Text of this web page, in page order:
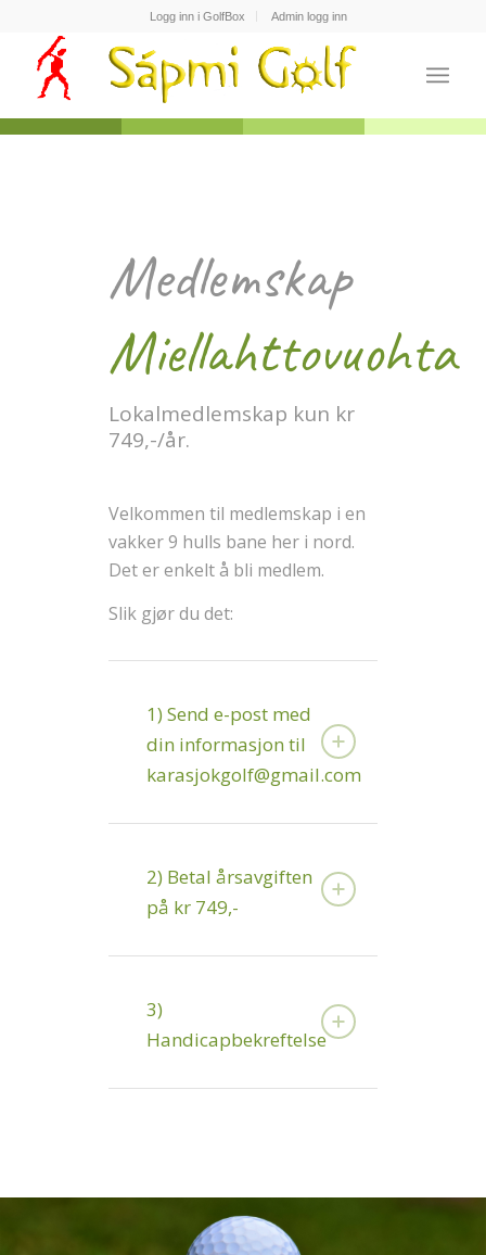
Logg inn i GolfBox Admin logg inn
Medlemskap
Miellahttovuohta
Lokalmedlemskap kun kr
749,-/år.
Velkommen til medlemskap i en
vakker 9 hulls bane her i nord.
Det er enkelt å bli medlem.
Slik gjør du det:
1) Send e-post med
din informasjon til
karasjokgolf@gmail.com
2) Betal årsavgiften
på kr 749,-
3)
Handicapbekreftelse